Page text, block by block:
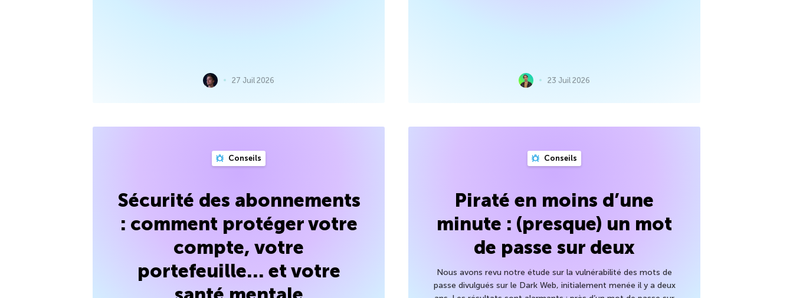
27 Juil 2026 23 Juil 2026
Conseils
Sécurité des abonnements
: comment protéger votre
compte, votre
portefeuille… et votre
Conseils
Piraté en moins d’une
minute : (presque) un mot
de passe sur deux
Nous avons revu notre étude sur la vulnérabilité des mots de
passe divulgués sur le Dark Web, initialement menée il y a deux